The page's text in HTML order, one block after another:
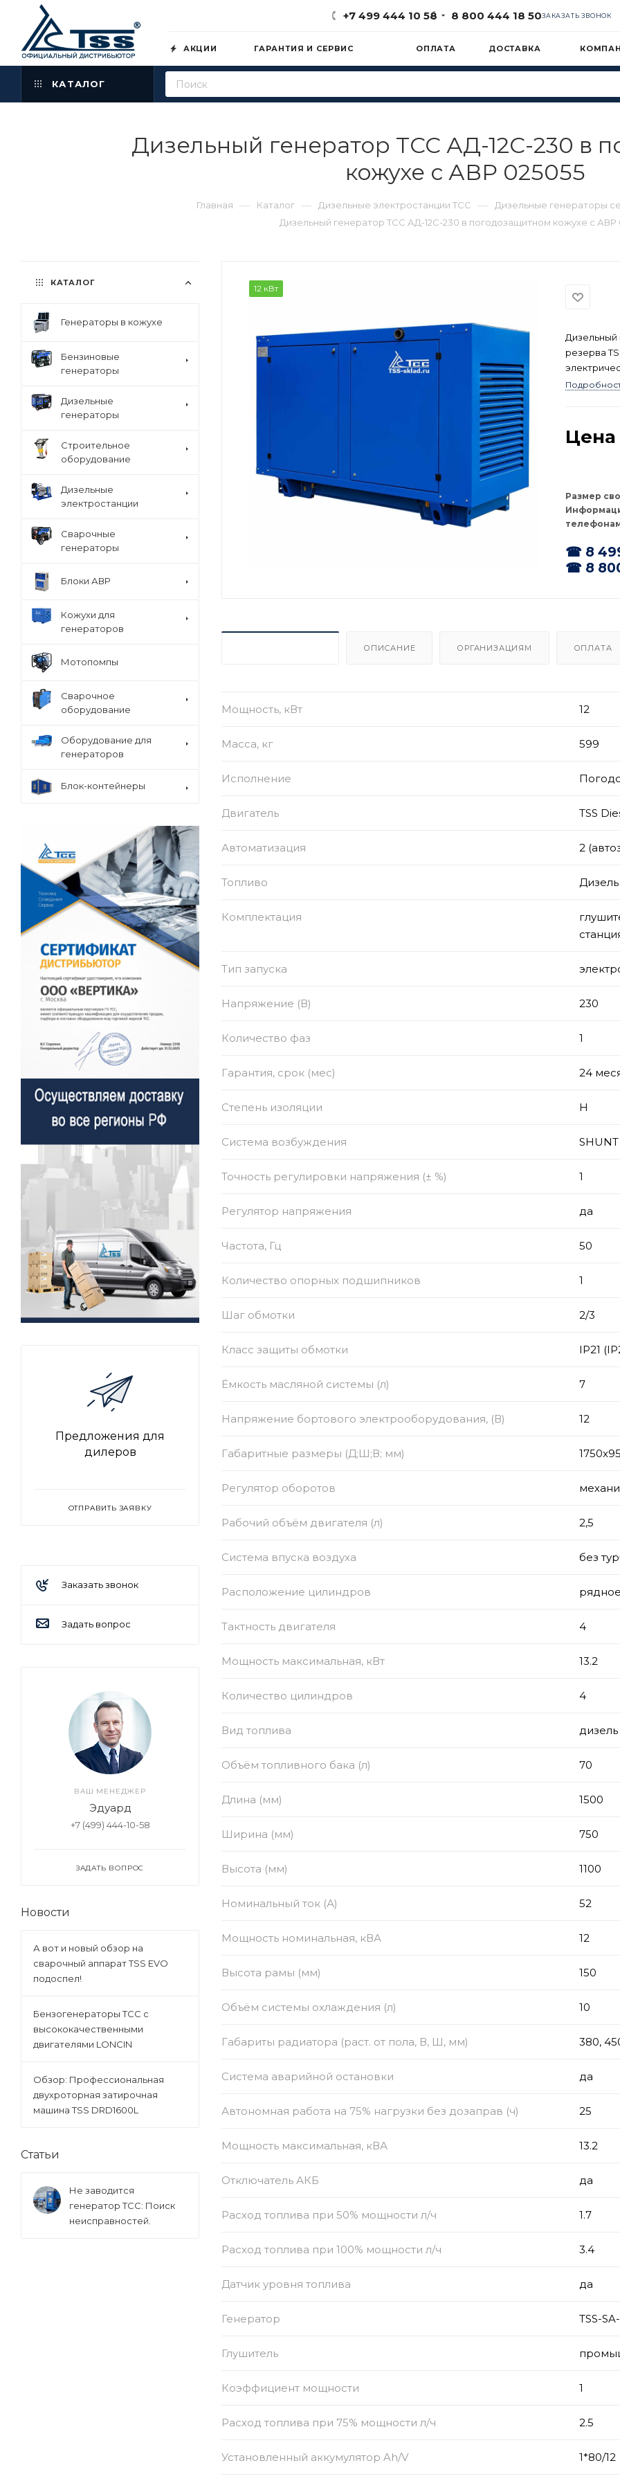
+7 499 444 10 58 8 800 444 18 50ЗАКАЗАТЬ ЗВОНОК
АКЦИИ ГАРАНТИЯ И СЕРВИС ОПЛАТА ДОСТАВКА
КАТАЛОГ
Дизельный генератор ТСС АД-12С-230 в
кожухе с АВР 025055
Главная — Каталог — Дизельные электростанции ТСС — Дизельные генераторы
Дизельный генератор ТСС АД-12С-230 в погодозащитном кожухе с АВР
12 кВт
Дизельный
резерва
мощностью
Цена
Размер
☎ 8
☎ 8
ОПИСАНИЕ ОРГАНИЗАЦИЯМ ОПЛАТА
Мощность, кВт 12
Масса, кг 599
Исполнение
Двигатель TSS
Автоматизация 2
Топливо Дизель
Комплектация
Тип запуска
Напряжение (В) 230
Количество фаз 1
Гарантия, срок (мес) 24
Степень изоляции Н
Система возбуждения SHUNT
Точность регулировки напряжения (± %) 1
Регулятор напряжения да
Частота, Гц 50
Количество опорных подшипников 1
Шаг обмотки 2/3
Класс защиты обмотки IP21
Ёмкость масляной системы (л) 7
Напряжение бортового электрооборудования, (В) 12
Габаритные размеры (Д;Ш;В; мм)
Регулятор оборотов
Рабочий объём двигателя (л) 2,5
Система впуска воздуха без
Расположение цилиндров рядное
Тактность двигателя 4
Мощность максимальная, кВт 13.2
Количество цилиндров 4
Вид топлива дизель
Объём топливного бака (л) 70
Длина (мм) 1500
Ширина (мм) 750
Высота (мм) 1100
Номинальный ток (А) 52
Мощность номинальная, кВА 12
Высота рамы (мм) 150
Объём системы охлаждения (л) 10
Габариты радиатора (раст. от пола, В, Ш, мм) 380,
Система аварийной остановки да
Автономная работа на 75% нагрузки без дозаправ (ч) 25
Мощность максимальная, кВА 13.2
Отключатель АКБ да
Расход топлива при 50% мощности л/ч 1.7
Расход топлива при 100% мощности л/ч 3.4
Датчик уровня топлива да
Генератор TSS-
Глушитель
Коэффициент мощности 1
Расход топлива при 75% мощности л/ч 2.5
Установленный аккумулятор Ah/V 1*80/12
КАТАЛОГ
Генераторы в кожухе
Бензиновые
генераторы
Дизельные
генераторы
Строительное
оборудование
Дизельные
электростанции
Сварочные
генераторы
Блоки АВР
Кожухи для
генераторов
Мотопомпы
Сварочное
оборудование
Оборудование для
генераторов
Блок-контейнеры
Предложения для
дилеров
ОТПРАВИТЬ ЗАЯВКУ
Заказать звонок
Задать вопрос
ВАШ МЕНЕДЖЕР
Эдуард
+7 (499) 444-10-58
ЗАДАТЬ ВОПРОС
Новости
А вот и новый обзор на
сварочный аппарат TSS EVO
подоспел!
Бензогенераторы ТСС с
высококачественными
двигателями LONCIN
Обзор: Профессиональная
двухроторная затирочная
машина TSS DRD1600L
Статьи
Не заводится
генератор ТСС: Поиск
неисправностей.